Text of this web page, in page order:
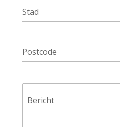
Stad
Postcode
Bericht